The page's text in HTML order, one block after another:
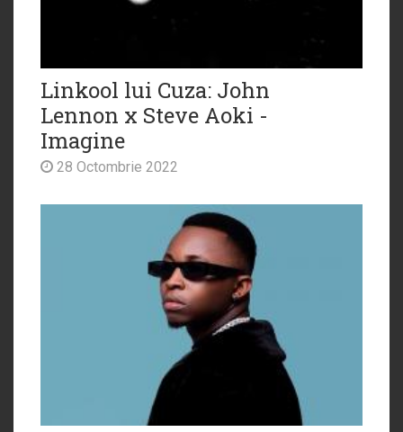
Linkool lui Cuza: John
Lennon x Steve Aoki -
Imagine
28 Octombrie 2022